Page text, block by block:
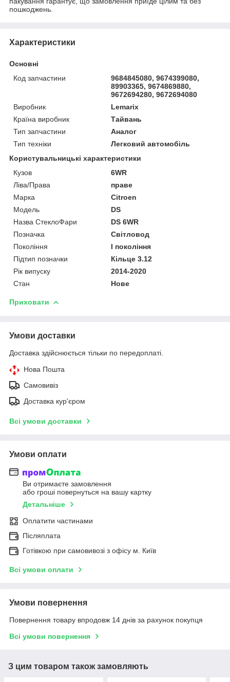
пошкоджень.
Характеристики
Основні
Код запчастини
9684845080, 9674399080,
89903365, 9674869880,
9672694280, 9672694080
Виробник
Lemarix
Країна виробник
Тайвань
Тип запчастини
Аналог
Тип техніки
Легковий автомобіль
Користувальницькі характеристики
Кузов
6WR
Ліва/Права
праве
Марка
Citroen
Мoдель
DS
Назва СтеклоФари
DS 6WR
Позначка
Світловод
Покоління
I покоління
Підтип позначки
Кільце 3.12
Рік випуску
2014-2020
Стан
Нове
Приховати
Умови доставки
Доставка здійснюється тільки по передоплаті.
Нова Пошта
Самовивіз
Доставка кур'єром
Всі умови доставки
Умови оплати
Ви отримаєте замовлення
або гроші повернуться на вашу картку
Детальніше
Оплатити частинами
Післяплата
Готівкою при самовивозі з офісу м. Київ
Всі умови оплати
Умови повернення
Повернення товару впродовж 14 днів за рахунок покупця
Всі умови повернення
З цим товаром також замовляють